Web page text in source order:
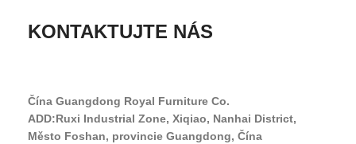
KONTAKTUJTE NÁS
Čína Guangdong Royal Furniture Co.
ADD:Ruxi Industrial Zone, Xiqiao, Nanhai District,
Město Foshan, provincie Guangdong, Čína